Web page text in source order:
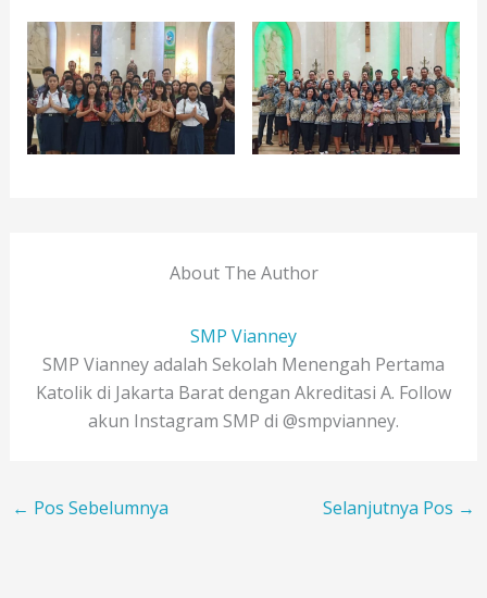
About The Author
SMP Vianney
SMP Vianney adalah Sekolah Menengah Pertama
Katolik di Jakarta Barat dengan Akreditasi A. Follow
akun Instagram SMP di @smpvianney.
← Pos Sebelumnya Selanjutnya Pos →